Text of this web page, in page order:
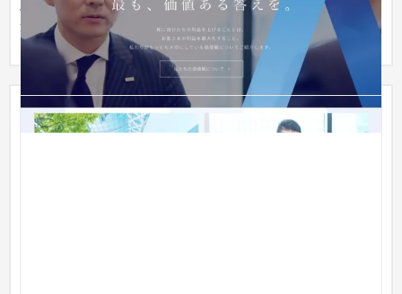
値観や不動産仲介業の説明をするコンテンツを作成。「誠実で
爽やか」...